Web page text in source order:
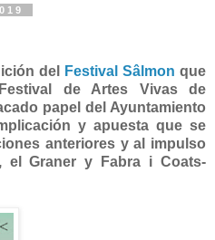
del Festival Sâlmon que
de Artes Vivas de
papel del Ayuntamiento
y apuesta que se
anteriores y al impulso
el Graner y Fabra i Coats-